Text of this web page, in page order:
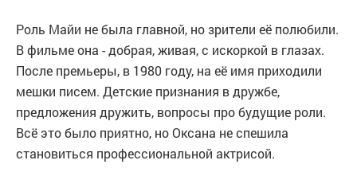
Роль Майи не была главной, но зрители её полюбили.
В фильме она - добрая, живая, с искоркой в глазах.
После премьеры, в 1980 году, на её имя приходили
мешки писем. Детские признания в дружбе,
предложения дружить, вопросы про будущие роли.
Всё это было приятно, но Оксана не спешила
становиться профессиональной актрисой.